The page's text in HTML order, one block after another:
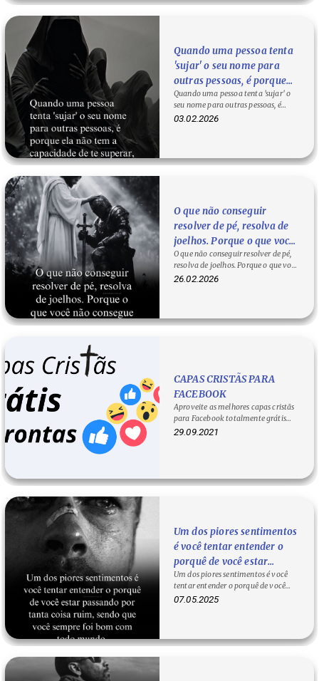
Quando uma pessoa tenta
'sujar' o seu nome para
outras pessoas, é porque
ela não tem a capacidade
de te superar, então tenta
te diminuir.
Quando uma pessoa tenta 'sujar' o
seu nome para outras pessoas, é
porque ela não tem a capacidade de
03.02.2026
O que não conseguir
resolver de pé, resolva de
joelhos. Porque o que você
não consegue fazer, Deus
fará por ti.
O que não conseguir resolver de pé,
resolva de joelhos. Porque o que você
não consegue fazer, Deus fará…
26.02.2026
CAPAS CRISTÃS PARA
FACEBOOK
Aproveite as melhores capas cristãs
para Facebook totalmente grátis
Essa postagem é uma seleção de
29.09.2021
Um dos piores sentimentos
é você tentar entender o
porquê de você estar
passando por tanta coisa
ruim, sendo que você
sempre foi bom com todo
Um dos piores sentimentos é você
tentar entender o porquê de você
estar passando por tanta coisa ruim,
07.05.2025